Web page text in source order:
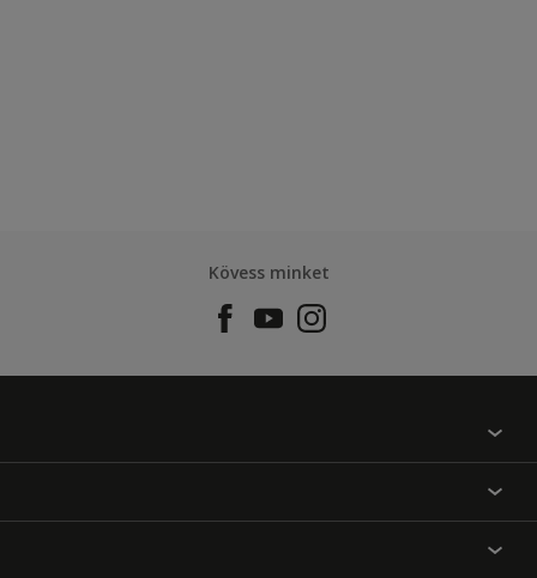
Kövess minket
Üzlet kereső